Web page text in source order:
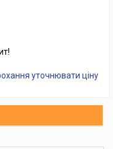
уточнювати ціну